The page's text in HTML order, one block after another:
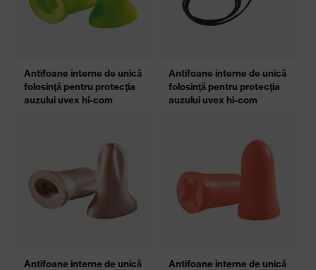
Antifoane interne de unică
folosinţă pentru protecţia
auzului uvex hi-com
Antifoane interne de unică
folosinţă pentru protecţia
auzului uvex hi-com
Antifoane interne de unică
Antifoane interne de unică